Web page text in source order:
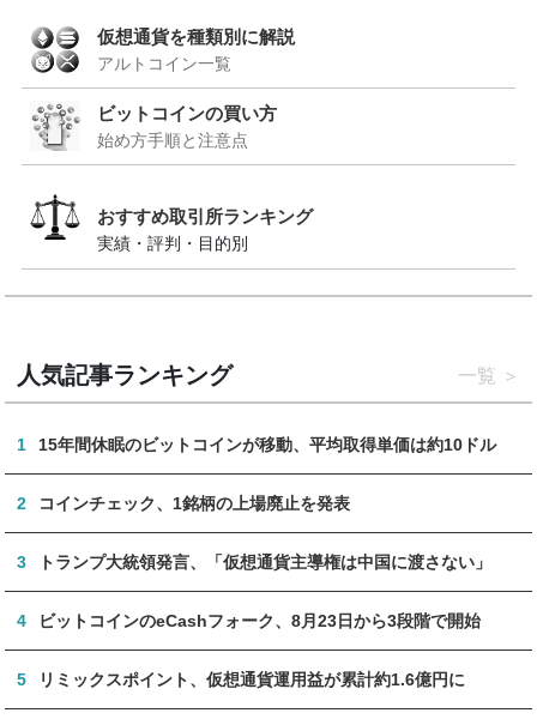
仮想通貨を種類別に解説
アルトコイン一覧
ビットコインの買い方
始め方手順と注意点
おすすめ取引所ランキング
実績・評判・目的別
人気記事ランキング 一覧
1 15年間休眠のビットコインが移動、平均取得単価は約10ドル
2 コインチェック、1銘柄の上場廃止を発表
3 トランプ大統領発言、「仮想通貨主導権は中国に渡さない」
4 ビットコインのeCashフォーク、8月23日から3段階で開始
5 リミックスポイント、仮想通貨運用益が累計約1.6億円に